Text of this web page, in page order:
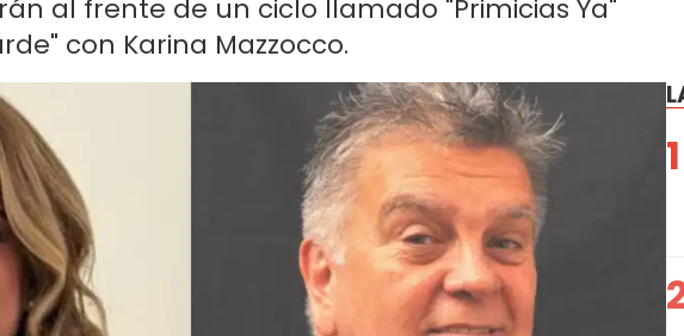
al frente de un ciclo llamado "Primicias Ya"
con Karina Mazzocco.
1